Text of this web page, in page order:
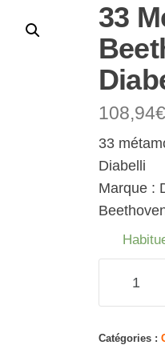
33
108,94€
33
Diabelli
Marque :
Catégories :